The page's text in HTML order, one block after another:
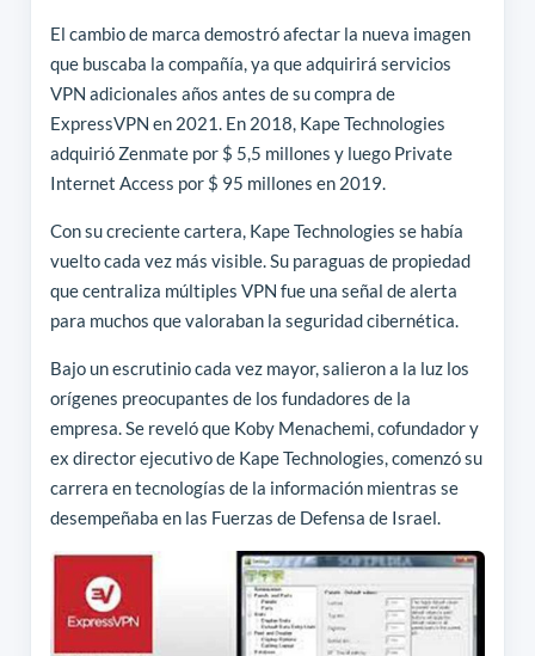
El cambio de marca demostró afectar la nueva imagen
que buscaba la compañía, ya que adquirirá servicios
VPN adicionales años antes de su compra de
ExpressVPN en 2021. En 2018, Kape Technologies
adquirió Zenmate por $ 5,5 millones y luego Private
Internet Access por $ 95 millones en 2019.
Con su creciente cartera, Kape Technologies se había
vuelto cada vez más visible. Su paraguas de propiedad
que centraliza múltiples VPN fue una señal de alerta
para muchos que valoraban la seguridad cibernética.
Bajo un escrutinio cada vez mayor, salieron a la luz los
orígenes preocupantes de los fundadores de la
empresa. Se reveló que Koby Menachemi, cofundador y
ex director ejecutivo de Kape Technologies, comenzó su
carrera en tecnologías de la información mientras se
desempeñaba en las Fuerzas de Defensa de Israel.